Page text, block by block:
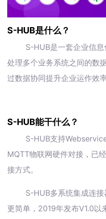
S-HUB是什么？
S-HUB是一套企业信
处理多个业务系统之间的数
过数据协同提升企业运作效率
S-HUB能干什么？
S-HUB支持
MQTT物联网硬件对接，已
接方式。
S-HUB多系统集成连
更简单，2019年发布V1.0以